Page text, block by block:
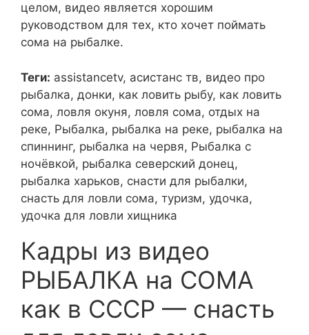
целом, видео является хорошим
руководством для тех, кто хочет поймать
сома на рыбалке.
Теги: assistancetv, асистанс тв, видео про
рыбалка, донки, как ловить рыбу, как ловить
сома, ловля окуня, ловля сома, отдых на
реке, Рыбалка, рыбалка на реке, рыбалка на
спиннинг, рыбалка на червя, Рыбалка с
ночёвкой, рыбалка северский донец,
рыбалка харьков, снасти для рыбалки,
снасть для ловли сома, туризм, удочка,
удочка для ловли хищника
Кадры из видео
РЫБАЛКА на СОМА
как в СССР — снасть